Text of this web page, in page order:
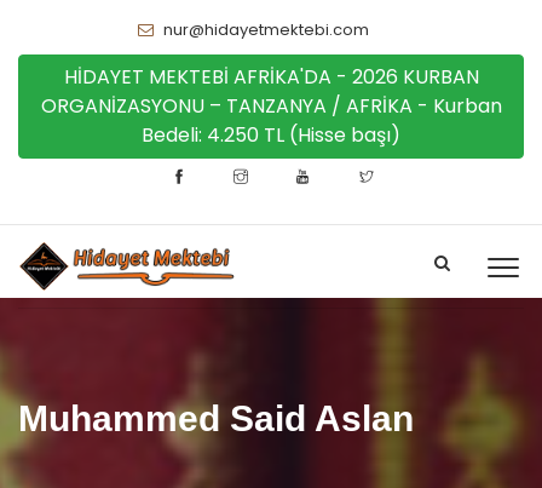
nur@hidayetmektebi.com
HİDAYET MEKTEBİ AFRİKA'DA - 2026 KURBAN
ORGANİZASYONU – TANZANYA / AFRİKA - Kurban
Bedeli: 4.250 TL (Hisse başı)
Muhammed Said Aslan